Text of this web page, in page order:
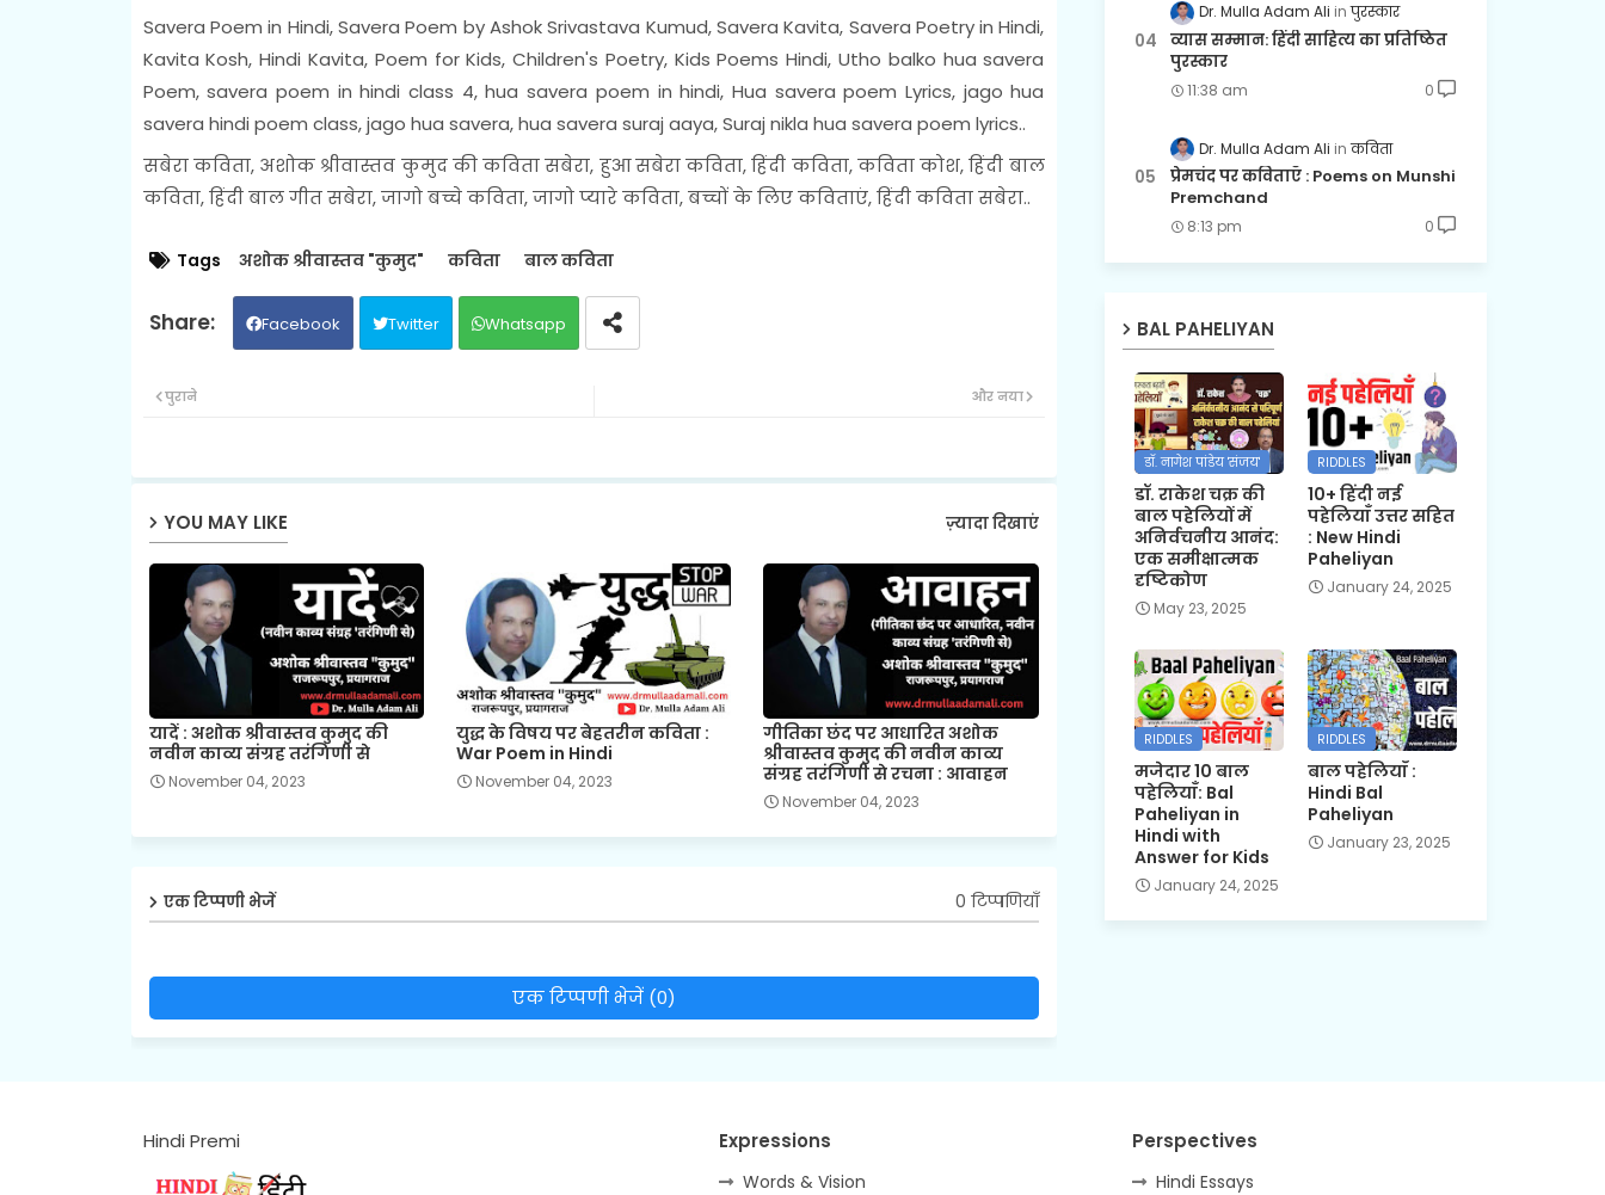
Savera Poem in Hindi, Savera Poem by Ashok Srivastava Kumud, Savera Kavita, Savera Poetry in Hindi,
Kavita Kosh, Hindi Kavita, Poem for Kids, Children's Poetry, Kids Poems Hindi, Utho balko hua savera
Poem, savera poem in hindi class 4, hua savera poem in hindi, Hua savera poem Lyrics, jago hua
savera hindi poem class, jago hua savera, hua savera suraj aaya, Suraj nikla hua savera poem lyrics..
सबेरा कविता, अशोक श्रीवास्तव कुमुद की कविता सबेरा, हुआ सबेरा कविता, हिंदी कविता, कविता कोश, हिंदी बाल
कविता, हिंदी बाल गीत सबेरा, जागो बच्चे कविता, जागो प्यारे कविता, बच्चों के लिए कविताएं, हिंदी कविता सबेरा..
Tags अशोक श्रीवास्तव "कुमुद" कविता बाल कविता
Facebook Twitter Whatsapp
और नया
पुराने
YOU MAY LIKE ज़्यादा दिखाएं
यादें : अशोक श्रीवास्तव कुमुद की
नवीन काव्य संग्रह तरंगिणी से
November 04, 2023
युद्ध के विषय पर बेहतरीन कविता :
War Poem in Hindi
November 04, 2023
गीतिका छंद पर आधारित अशोक
श्रीवास्तव कुमुद की नवीन काव्य
संग्रह तरंगिणी से रचना : आवाहन
November 04, 2023
एक टिप्पणी भेजें 0 टिप्पणियाँ
एक टिप्पणी भेजें (0)
Dr. Mulla Adam Ali पुरस्कार
व्यास सम्मान: हिंदी साहित्य का प्रतिष्ठित
पुरस्कार
11:38 am 0
Dr. Mulla Adam Ali कविता
प्रेमचंद पर कविताएँ : Poems on Munshi
Premchand
8:13 pm 0
BAL PAHELIYAN
डॉ. नागेश पांडेय 'संजय'
डॉ. राकेश चक्र की
बाल पहेलियों में
अनिर्वचनीय आनंद:
एक समीक्षात्मक
दृष्टिकोण
May 23, 2025
RIDDLES
10+ हिंदी नई
पहेलियाँ उत्तर सहित
: New Hindi
Paheliyan
January 24, 2025
RIDDLES
मजेदार 10 बाल
पहेलियाँ: Bal
Paheliyan in
Hindi with
Answer for Kids
January 24, 2025
RIDDLES
बाल पहेलियाँ :
Hindi Bal
Paheliyan
January 23, 2025
Hindi Premi Expressions
Words & Vision
Perspectives
Hindi Essays